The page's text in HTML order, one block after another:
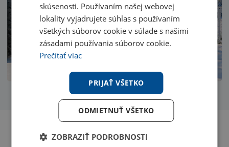
skúsenosti. Používaním našej webovej
lokality vyjadrujete súhlas s používaním
všetkých súborov cookie v súlade s našimi
zásadami používania súborov cookie.
Prečítať viac
PRIJAŤ VŠETKO
ODMIETNUŤ VŠETKO
ZOBRAZIŤ PODROBNOSTI